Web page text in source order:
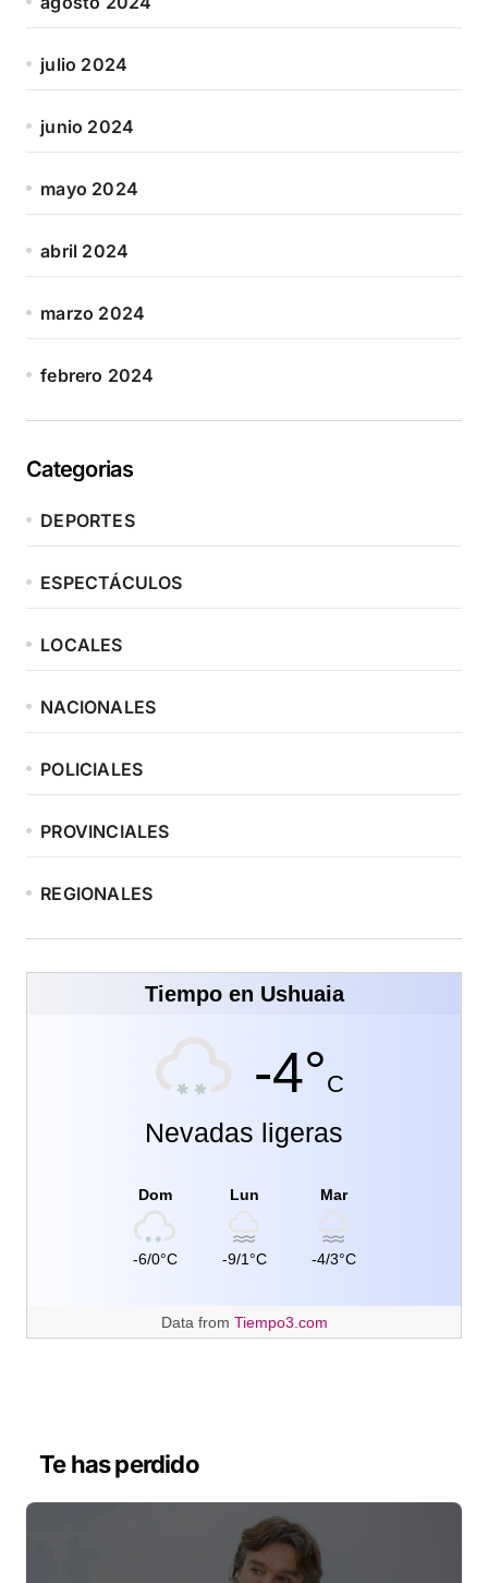
julio 2024
junio 2024
mayo 2024
abril 2024
marzo 2024
febrero 2024
Categorias
DEPORTES
ESPECTÁCULOS
LOCALES
NACIONALES
POLICIALES
PROVINCIALES
REGIONALES
Tiempo en Ushuaia
-4°C
Nevadas ligeras
Dom
-6/0°C
Lun
-9/1°C
Mar
-4/3°C
Data from Tiempo3.com
Te has perdido